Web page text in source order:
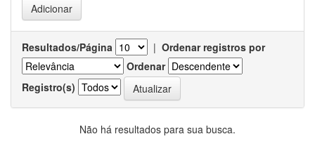
Resultados/Página | Ordenar registros por
Ordenar
Registro(s)
Não há resultados para sua busca.